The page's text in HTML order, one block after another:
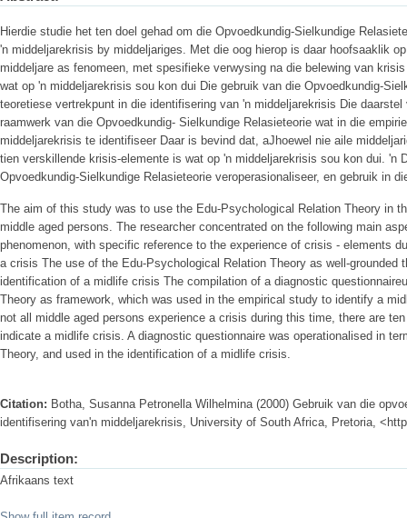
Hierdie studie het ten doel gehad om die Opvoedkundig-Sielkundige
'n middeljarekrisis by middeljariges. Met die oog hierop is daar hoofsaaklik
middeljare as fenomeen, met spesifieke verwysing na die belewing van
wat op 'n middeljarekrisis sou kon dui Die gebruik van die Opvoedkundig-
teoretiese vertrekpunt in die identifisering van 'n middeljarekrisis Die
raamwerk van die Opvoedkundig- Sielkundige Relasieteorie wat in die
middeljarekrisis te identifiseer Daar is bevind dat, aJhoewel nie aile
tien verskillende krisis-elemente is wat op 'n middeljarekrisis sou kon dui. 'n
Opvoedkundig-Sielkundige Relasieteorie veroperasionaliseer, en gebruik in
The aim of this study was to use the Edu-Psychological Relation Theory in
middle aged persons. The researcher concentrated on the following main
phenomenon, with specific reference to the experience of crisis - elements
a crisis The use of the Edu-Psychological Relation Theory as well-grounded
identification of a midlife crisis The compilation of a diagnostic
Theory as framework, which was used in the empirical study to identify a
not all middle aged persons experience a crisis during this time, there are
indicate a midlife crisis. A diagnostic questionnaire was operationalised in
Theory, and used in the identification of a midlife crisis.
Citation: Botha, Susanna Petronella Wilhelmina (2000) Gebruik van die
identifisering van'n middeljarekrisis, University of South Africa, Pretoria,
Description:
Afrikaans text